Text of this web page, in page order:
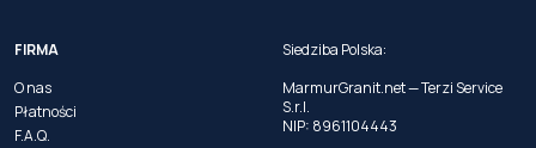
FIRMA
O nas
Płatności
F.A.Q.
Siedziba Polska:
MarmurGranit.net — Terzi Service
S.r.l.
NIP: 8961104443